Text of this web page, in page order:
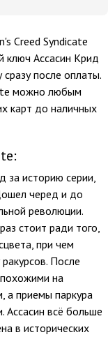
Creed Syndicate
ключ Ассасин Крид
после оплаты.
можно любым
карт до наличных
за историю серии,
черед и до
революции.
стоит ради того,
при чем
После
похожими на
а приемы паркура
Ассасин всё больше
в исторических